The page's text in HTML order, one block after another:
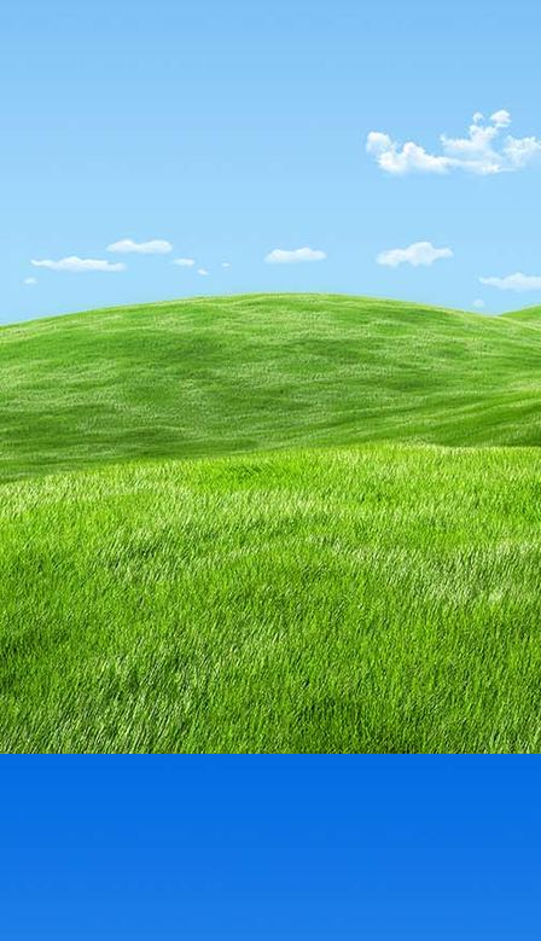
58814592_2107544636203418_5125278757438881792_n